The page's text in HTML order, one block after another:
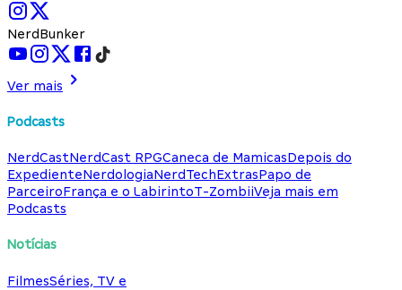
NerdBunker
Ver mais
Podcasts
NerdCastNerdCast RPGCaneca de MamicasDepois do
ExpedienteNerdologiaNerdTechExtrasPapo de
ParceiroFrança e o LabirintoT-ZombiiVeja mais em
Podcasts
Notícias
FilmesSéries, TV e